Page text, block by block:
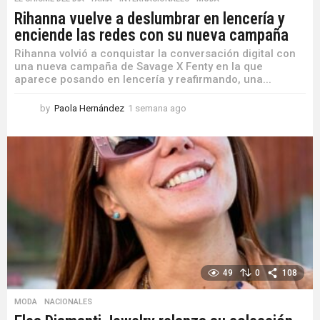
Rihanna vuelve a deslumbrar en lencería y
enciende las redes con su nueva campaña
Rihanna volvió a conquistar la conversación digital con
una nueva campaña de Savage X Fenty en la que
aparece posando en lencería y reafirmando, una...
by Paola Hernández 1 semana ago
e
m
a
n
a
a
g
49 0 108
MODA ,NACIONALES